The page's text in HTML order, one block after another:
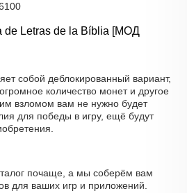
de Letras de la Bíblia [МОД
собой деблокированный вариант,
количество монет и другое
взломом вам не нужно будет
для победы в игру, ещё будут
почаще, а мы соберём вам
для ваших игр и приложений.